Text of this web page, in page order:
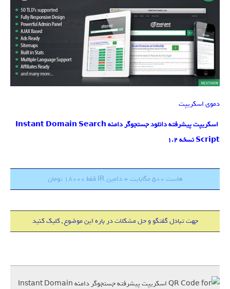
دموی اسکریپت
اسکریپت پیشرفته دانلود جستجوگر دامنه Instant Domain Search
Script نسخه 1.2
هاست 500 مگابایت + دامین IR فقط 18000 تومان
جهت تبادل گفتگو و حل مشکلات در باره این موضوع , کلیک کنید